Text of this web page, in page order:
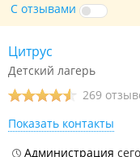
С отзывами
Цитрус
Детский лагерь
269
Показать контакты
Администрация